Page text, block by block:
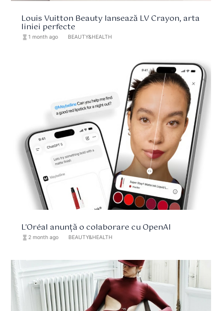
Louis Vuitton Beauty lansează LV Crayon, arta
liniei perfecte
hourglass_full 1 month ago BEAUTY&HEALTH
L'Oréal anunță o colaborare cu OpenAI
hourglass_full 2 month ago BEAUTY&HEALTH